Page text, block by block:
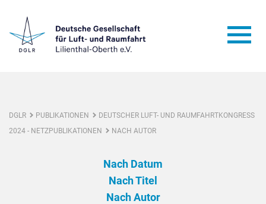
DGLR PUBLIKATIONEN
DEUTSCHER LUFT- UND RAUMFAHRTKONGRESS
2024 - NETZPUBLIKATIONEN
NACH AUTOR
Nach Datum
Nach Titel
Nach Autor